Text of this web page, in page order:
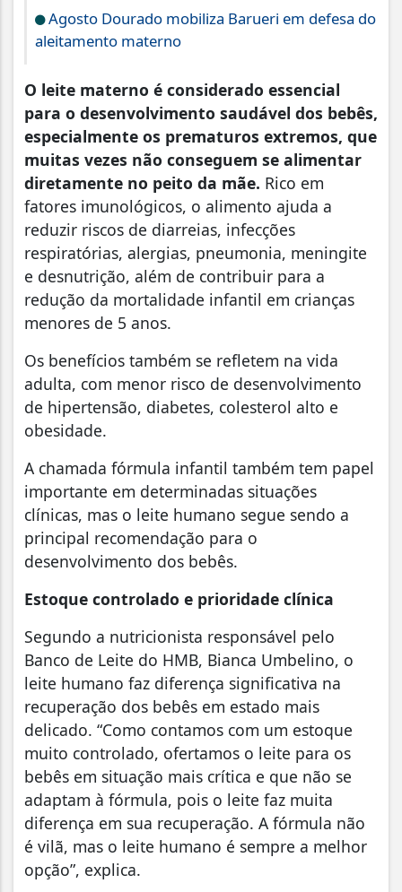
Agosto Dourado mobiliza Barueri em defesa do
aleitamento materno
O leite materno é considerado essencial
para o desenvolvimento saudável dos bebês,
especialmente os prematuros extremos, que
muitas vezes não conseguem se alimentar
diretamente no peito da mãe. Rico em
fatores imunológicos, o alimento ajuda a
reduzir riscos de diarreias, infecções
respiratórias, alergias, pneumonia, meningite
e desnutrição, além de contribuir para a
redução da mortalidade infantil em crianças
menores de 5 anos.
Os benefícios também se refletem na vida
adulta, com menor risco de desenvolvimento
de hipertensão, diabetes, colesterol alto e
obesidade.
A chamada fórmula infantil também tem papel
importante em determinadas situações
clínicas, mas o leite humano segue sendo a
principal recomendação para o
desenvolvimento dos bebês.
Estoque controlado e prioridade clínica
Segundo a nutricionista responsável pelo
Banco de Leite do HMB, Bianca Umbelino, o
leite humano faz diferença significativa na
recuperação dos bebês em estado mais
delicado. “Como contamos com um estoque
muito controlado, ofertamos o leite para os
bebês em situação mais crítica e que não se
adaptam à fórmula, pois o leite faz muita
diferença em sua recuperação. A fórmula não
é vilã, mas o leite humano é sempre a melhor
opção”, explica.